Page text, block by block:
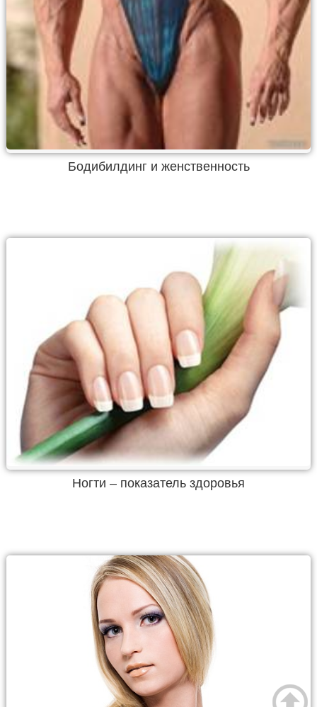
Бодибилдинг и женственность
Ногти – показатель здоровья